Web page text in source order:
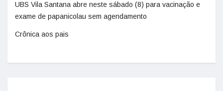
UBS Vila Santana abre neste sábado (8) para vacinação e
exame de papanicolau sem agendamento
Crônica aos pais